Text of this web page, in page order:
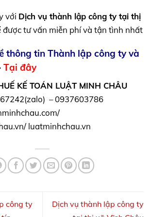
với Dịch vụ thành lập công ty tại thị
được tư vấn miễn phí và tận tình nhất
thông tin Thành lập công ty và
Tại đây
KẾ TOÁN LUẬT MINH CHÂU
– 0937603786
luatminhchau.vn
công ty
Dịch vụ thành lập công ty